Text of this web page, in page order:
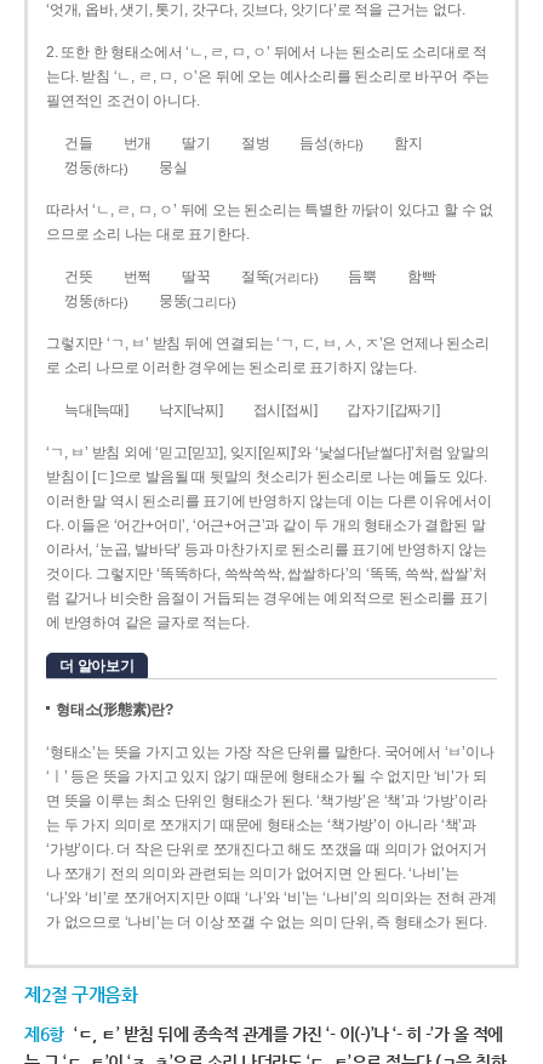
‘엇개, 옵바, 샛기, 톳기, 갓구다, 깃브다, 앗기다’로 적을 근거는 없다.
2. 또한 한 형태소에서 ‘ㄴ, ㄹ, ㅁ, ㅇ’ 뒤에서 나는 된소리도 소리대로 적
는다. 받침 ‘ㄴ, ㄹ, ㅁ, ㅇ’은 뒤에 오는 예사소리를 된소리로 바꾸어 주는
필연적인 조건이 아니다.
건들 번개 딸기 절벙 듬성(하다)
함지
껑둥(하다) 뭉실
따라서 ‘ㄴ, ㄹ, ㅁ, ㅇ’ 뒤에 오는 된소리는 특별한 까닭이 있다고 할 수 없
으므로 소리 나는 대로 표기한다.
건뜻 번쩍 딸꾹 절뚝(거리다) 듬뿍
함빡
껑뚱(하다) 뭉뚱(그리다)
그렇지만 ‘ㄱ, ㅂ’ 받침 뒤에 연결되는 ‘ㄱ, ㄷ, ㅂ, ㅅ, ㅈ’은 언제나 된소리
로 소리 나므로 이러한 경우에는 된소리로 표기하지 않는다.
늑대[늑때] 낙지[낙찌] 접시[접씨] 갑자기[갑짜기]
‘ㄱ, ㅂ’ 받침 외에 ‘믿고[믿꼬], 잊지[읻찌]’와 ‘낯설다[낟썰다]’처럼 앞말의
받침이 [ㄷ]으로 발음될 때 뒷말의 첫소리가 된소리로 나는 예들도 있다.
이러한 말 역시 된소리를 표기에 반영하지 않는데 이는 다른 이유에서이
다. 이들은 ‘어간+어미’, ‘어근+어근’과 같이 두 개의 형태소가 결합된 말
이라서, ‘눈곱, 발바닥’ 등과 마찬가지로 된소리를 표기에 반영하지 않는
것이다. 그렇지만 ‘똑똑하다, 쓱싹쓱싹, 쌉쌀하다’의 ‘똑똑, 쓱싹, 쌉쌀’처
럼 같거나 비슷한 음절이 거듭되는 경우에는 예외적으로 된소리를 표기
에 반영하여 같은 글자로 적는다.
더 알아보기
형태소(形態素)란?
‘형태소’는 뜻을 가지고 있는 가장 작은 단위를 말한다. 국어에서 ‘ㅂ’이나
‘ㅣ’ 등은 뜻을 가지고 있지 않기 때문에 형태소가 될 수 없지만 ‘비’가 되
면 뜻을 이루는 최소 단위인 형태소가 된다. ‘책가방’은 ‘책’과 ‘가방’이라
는 두 가지 의미로 쪼개지기 때문에 형태소는 ‘책가방’이 아니라 ‘책’과
‘가방’이다. 더 작은 단위로 쪼개진다고 해도 쪼갰을 때 의미가 없어지거
나 쪼개기 전의 의미와 관련되는 의미가 없어지면 안 된다. ‘나비’는
‘나’와 ‘비’로 쪼개어지지만 이때 ‘나’와 ‘비’는 ‘나비’의 의미와는 전혀 관계
가 없으므로 ‘나비’는 더 이상 쪼갤 수 없는 의미 단위, 즉 형태소가 된다.
제2절 구개음화
제6항 ‘ㄷ, ㅌ’ 받침 뒤에 종속적 관계를 가진 ‘- 이(-)’나 ‘- 히 -’가 올 적에